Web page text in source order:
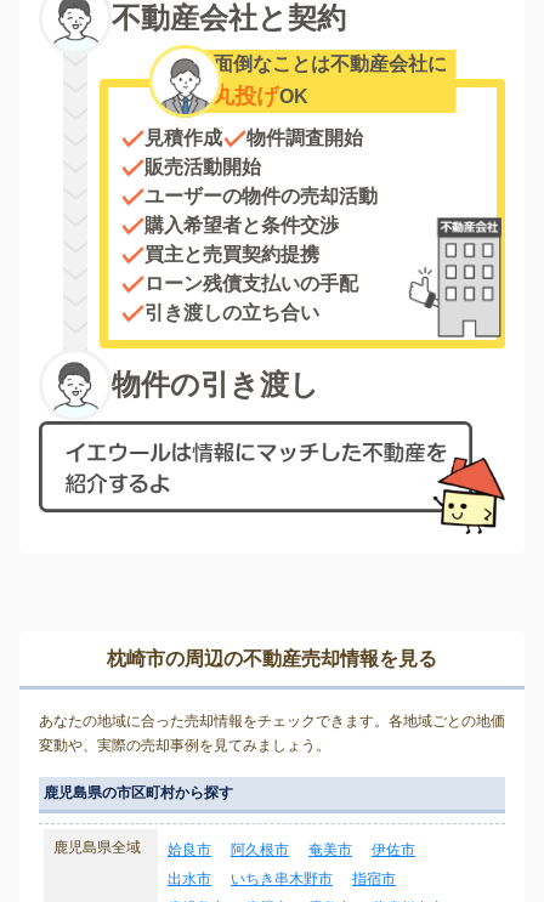
不動産会社と契約
面倒なことは不動産会社に
丸投げOK
見積作成
物件調査開始
販売活動開始
ユーザーの物件の売却活動
購入希望者と条件交渉
買主と売買契約提携
ローン残債支払いの手配
引き渡しの立ち合い
物件の引き渡し
枕崎市の周辺の不動産売却情報を見る
あなたの地域に合った売却情報をチェックできます。各地域ごとの地価
変動や、実際の売却事例を見てみましょう。
鹿児島県の市区町村から探す
鹿児島県全域 姶良市 阿久根市 奄美市
伊佐市
出水市
いちき串木野市
指宿市